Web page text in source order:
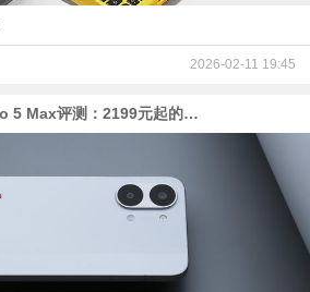
2026-02-11 19:45
这机能处，REDMI Turbo 5 Max评测：2199元起的天玑9500s+9000mAh电池